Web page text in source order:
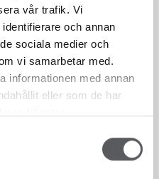
vår trafik. Vi
och annan
sociala medier och
vi samarbetar med.
informationen med annan
eller som de har
for deg!